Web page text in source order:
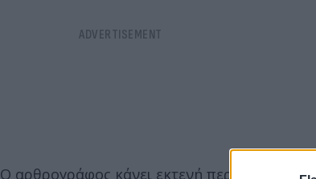
Ο αρθρογράφος κάνει εκτενή περιγραφή